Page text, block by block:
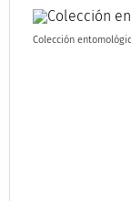
Colección